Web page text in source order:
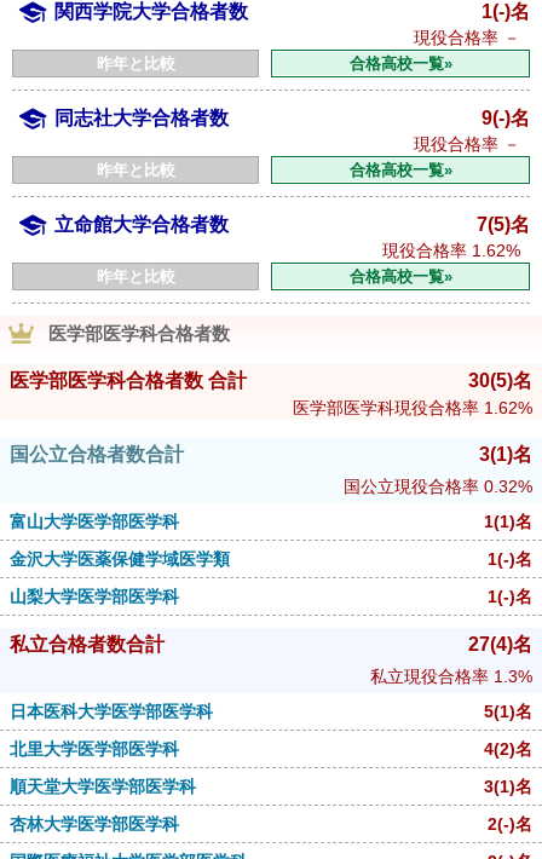
関西学院大学合格者数 1(-)名
現役合格率 －
昨年と比較 合格高校一覧»
同志社大学合格者数 9(-)名
現役合格率 －
昨年と比較 合格高校一覧»
立命館大学合格者数 7(5)名
現役合格率 1.62%
昨年と比較 合格高校一覧»
医学部医学科合格者数
医学部医学科合格者数 合計 30(5)名
医学部医学科現役合格率 1.62%
国公立合格者数合計 3(1)名
国公立現役合格率 0.32%
富山大学医学部医学科
1(1)名
金沢大学医薬保健学域医学類
1(-)名
山梨大学医学部医学科
1(-)名
私立合格者数合計 27(4)名
私立現役合格率 1.3%
日本医科大学医学部医学科
5(1)名
北里大学医学部医学科
4(2)名
順天堂大学医学部医学科
3(1)名
杏林大学医学部医学科
2(-)名